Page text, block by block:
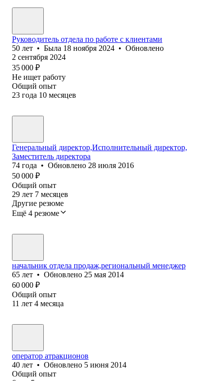
Руководитель отдела по работе с клиентами
50 лет • Была 18 ноября 2024 • Обновлено
2 сентября 2024
35 000 ₽
Не ищет работу
Общий опыт
23 года 10 месяцев
Генеральный директор,Исполнительный директор,
Заместитель директора
74 года • Обновлено 28 июля 2016
50 000 ₽
Общий опыт
29 лет 7 месяцев
Другие резюме
Ещё 4 резюме
начальник отдела продаж,региональный менеджер
65 лет • Обновлено 25 мая 2014
60 000 ₽
Общий опыт
11 лет 4 месяца
оператор атракционов
40 лет • Обновлено 5 июня 2014
Общий опыт